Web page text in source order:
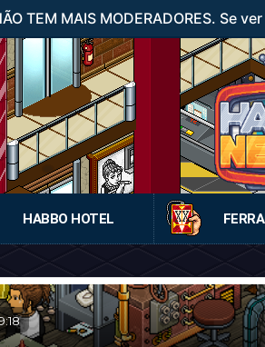
TEM MAIS MODERADORES. Se
HABBO HOTEL